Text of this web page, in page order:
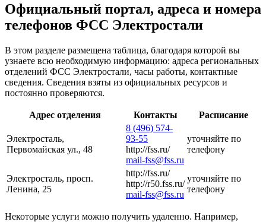
Официальный портал, адреса и номера
телефонов ФСС Электростали
В этом разделе размещена таблица, благодаря которой вы
узнаете всю необходимую информацию: адреса региональных
отделений ФСС Электростали, часы работы, контактные
сведения. Сведения взяты из официальных ресурсов и
постоянно проверяются.
Адрес отделения Контакты Расписание
Электросталь,
Первомайская ул., 48
8 (496) 574-
93-55
http://fss.ru/
mail-fss@fss.ru
уточняйте по
телефону
Электросталь, просп.
Ленина, 25
http://fss.ru/
http://r50.fss.ru/
mail-fss@fss.ru
уточняйте по
телефону
Некоторые услуги можно получить удаленно. Например,